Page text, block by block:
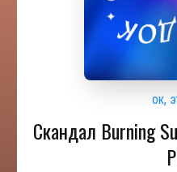
ок,
Скандал Burning